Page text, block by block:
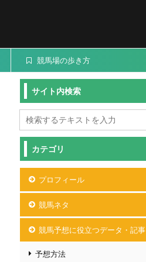
競馬場の歩き方
サイト内検索
カテゴリ
プロフィール
競馬ネタ
競馬予想に役立つデータ・記事
予想方法